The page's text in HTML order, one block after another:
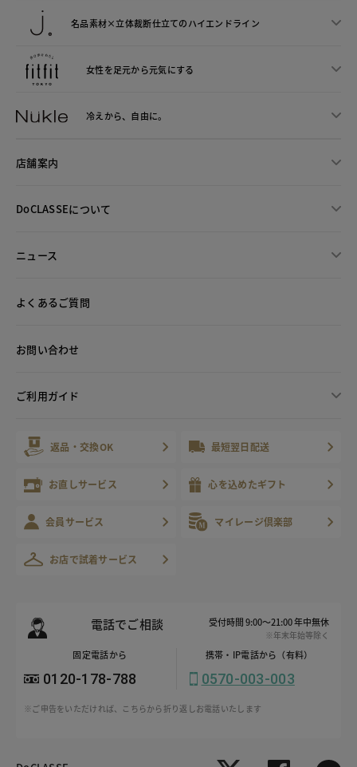
名品素材×立体裁断仕立てのハイエンドライン
女性を足元から元気にする
冷えから、 自由に。
店舗案内
DoCLASSEについて
ニュース
よくあるご質問
お問い合わせ
ご利用ガイド
返品・交換OK 最短翌日配送
お直しサービス 心を込めたギフト
会員サービス マイレージ倶楽部
お店で試着サービス
電話でご相談 受付時間 9:00～21:00 年中無休
※年末年始等除く
固定電話から
0120-178-788
携帯・IP電話から（有料）
0570-003-003
※ご申告をいただければ、こちらから折り返しお電話いたします